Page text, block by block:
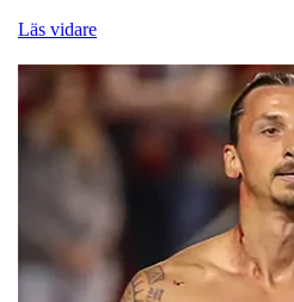
Läs vidare